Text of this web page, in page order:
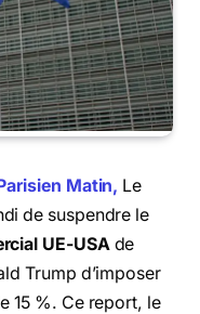
Matin, Le
de suspendre le
UE-USA de
Trump d’imposer
15 %. Ce report, le